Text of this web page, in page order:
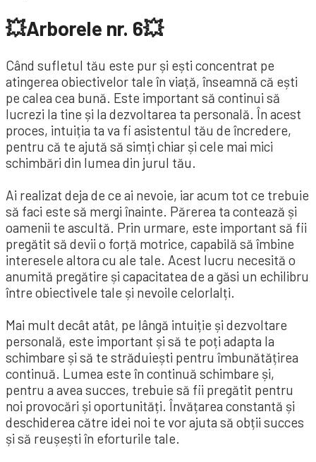
💥Arborele nr. 6💥
Când sufletul tău este pur și ești concentrat pe
atingerea obiectivelor tale în viață, înseamnă că ești
pe calea cea bună. Este important să continui să
lucrezi la tine și la dezvoltarea ta personală. În acest
proces, intuiția ta va fi asistentul tău de încredere,
pentru că te ajută să simți chiar și cele mai mici
schimbări din lumea din jurul tău.
Ai realizat deja de ce ai nevoie, iar acum tot ce trebuie
să faci este să mergi înainte. Părerea ta contează și
oamenii te ascultă. Prin urmare, este important să fii
pregătit să devii o forță motrice, capabilă să îmbine
interesele altora cu ale tale. Acest lucru necesită o
anumită pregătire și capacitatea de a găsi un echilibru
între obiectivele tale și nevoile celorlalți.
Mai mult decât atât, pe lângă intuiție și dezvoltare
personală, este important și să te poți adapta la
schimbare și să te străduiești pentru îmbunătățirea
continuă. Lumea este în continuă schimbare și,
pentru a avea succes, trebuie să fii pregătit pentru
noi provocări și oportunități. Învățarea constantă și
deschiderea către idei noi te vor ajuta să obții succes
și să reușești în eforturile tale.